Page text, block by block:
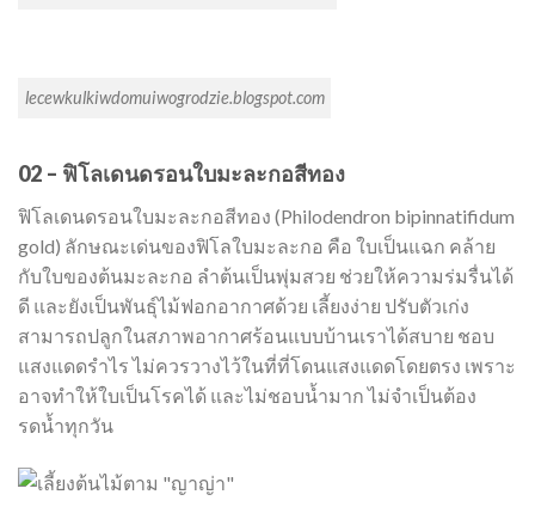
lecewkulkiwdomuiwogrodzie.blogspot.com
02 – ฟิโลเดนดรอนใบมะละกอสีทอง
ฟิโลเดนดรอนใบมะละกอสีทอง (Philodendron bipinnatifidum
gold) ลักษณะเด่นของฟิโลใบมะละกอ คือ ใบเป็นแฉก คล้าย
กับใบของต้นมะละกอ ลำต้นเป็นพุ่มสวย ช่วยให้ความร่มรื่นได้
ดี และยังเป็นพันธุ์ไม้ฟอกอากาศด้วย เลี้ยงง่าย ปรับตัวเก่ง
สามารถปลูกในสภาพอากาศร้อนแบบบ้านเราได้สบาย ชอบ
แสงแดดรำไร ไม่ควรวางไว้ในที่ที่โดนแสงแดดโดยตรง เพราะ
อาจทำให้ใบเป็นโรคได้ และไม่ชอบน้ำมาก ไม่จำเป็นต้อง
รดน้ำทุกวัน